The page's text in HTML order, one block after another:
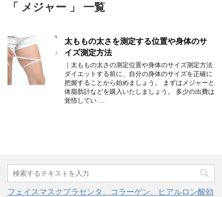
「 メジャー 」 一覧
太ももの太さを測定する位置や身体のサ
イズ測定方法
｜太ももの太さの測定位置や身体のサイズ測定方法
ダイエットする前に、自分の身体のサイズを正確に
把握することから始めましょう。 まずはメジャーと
体脂肪計などを購入いたしましょう。 多少の出費は
覚悟してい …
フェイスマスクプラセンタ、コラーゲン、ヒアルロン酸効